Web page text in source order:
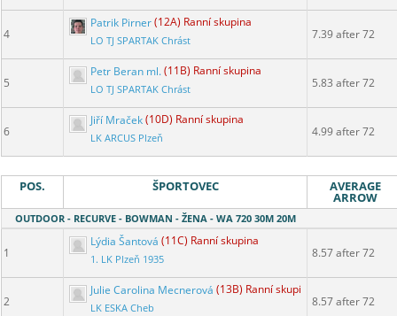
4
Patrik Pirner(12A) Ranní skupina
LO TJ SPARTAK Chrást 7.39 after 72
5
Petr Beran ml.(11B) Ranní skupina
LO TJ SPARTAK Chrást 5.83 after 72
6
Jiří Mraček(10D) Ranní skupina
LK ARCUS Plzeň 4.99 after 72
POS. ŠPORTOVEC AVERAGE
ARROW
OUTDOOR - RECURVE - BOWMAN - ŽENA - WA 720 30M 20M
1
Lýdia Šantová (11C) Ranní skupina
1. LK Plzeň 1935 8.57 after 72
2
Julie Carolina Mecnerová (13B) Ranní skupina
LK ESKA Cheb 8.57 after 72